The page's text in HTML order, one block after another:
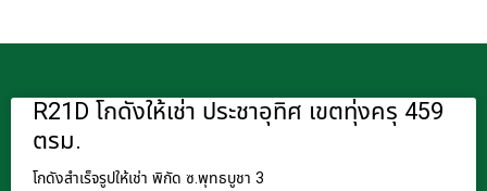
R21D โกดังให้เช่า ประชาอุทิศ เขตทุ่งครุ 459
ตรม.
โกดังสำเร็จรูปให้เช่า พิกัด ซ.พุทธบูชา 3